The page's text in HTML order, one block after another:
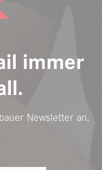
immer
Newsletter an.